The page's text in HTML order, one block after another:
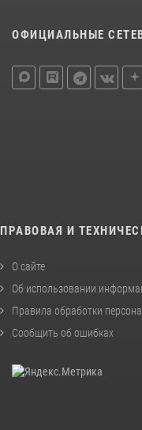
ОФИЦИАЛЬНЫЕ
ПРАВОВАЯ И
О сайте
Об использовании
Правила обработки
Сообщить об ошибках